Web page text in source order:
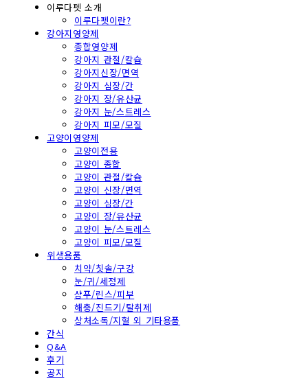
이루다펫 소개
이루다펫이란?
강아지영양제
종합영양제
강아지 관절/칼슘
강아지신장/면역
강아지 심장/간
강아지 장/유산균
강아지 눈/스트레스
강아지 피모/모질
고양이영양제
고양이전용
고양이 종합
고양이 관절/칼슘
고양이 신장/면역
고양이 심장/간
고양이 장/유산균
고양이 눈/스트레스
고양이 피모/모질
위생용품
치약/칫솔/구강
눈/귀/세정제
샴푸/린스/피부
해충/진드기/탈취제
상처소독/지혈 외 기타용품
간식
Q&A
후기
공지